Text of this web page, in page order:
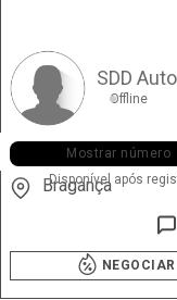
SDD Auto
Offline
+351 916 ••• •57
Mostrar número
Disponível após
Bragança
NEGOCIAR